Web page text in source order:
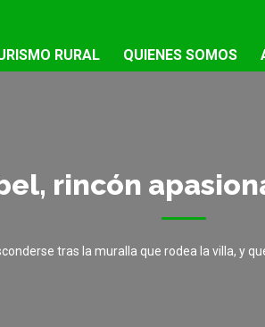
RURAL QUIENES SOMOS
rincón
tras la muralla que rodea la villa, y